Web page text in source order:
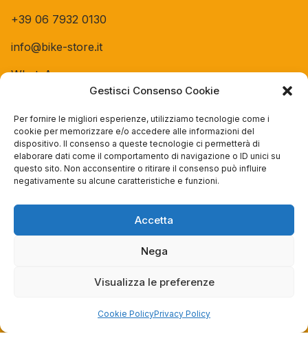
Gestisci Consenso Cookie
Per fornire le migliori esperienze, utilizziamo tecnologie come i
cookie per memorizzare e/o accedere alle informazioni del
dispositivo. Il consenso a queste tecnologie ci permetterà di
elaborare dati come il comportamento di navigazione o ID unici su
questo sito. Non acconsentire o ritirare il consenso può influire
negativamente su alcune caratteristiche e funzioni.
Accetta
Nega
Visualizza le preferenze
Cookie PolicyPrivacy Policy
+39 06 7932 0130
info@bike-store.it
WhatsApp
Orari negozio
Lun: 15 – 19
Mar – Sab: 10 – 13:30 ⇢ 14:30 – 19:00
Dom: chiuso
Servizi
Easy Ride